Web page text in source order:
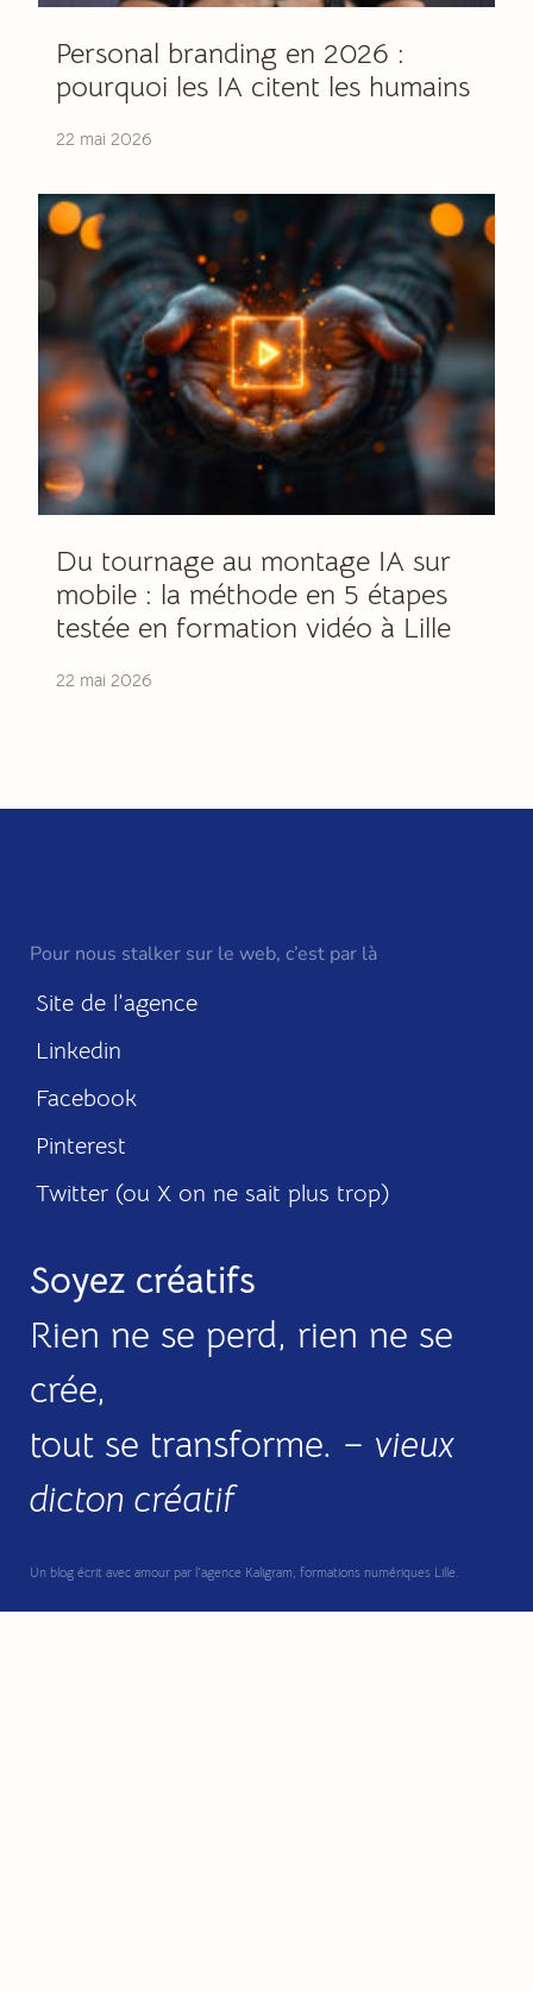
Personal branding en 2026 :
pourquoi les IA citent les humains
22 mai 2026
Du tournage au montage IA sur
mobile : la méthode en 5 étapes
testée en formation vidéo à Lille
22 mai 2026
Pour nous stalker sur le web, c’est par là
Site de l’agence
Linkedin
Facebook
Pinterest
Twitter (ou X on ne sait plus trop)
Soyez créatifs
Rien ne se perd, rien ne se
crée,
tout se transforme. – vieux
dicton créatif
Un blog écrit avec amour par l’agence Kaligram, formations numériques Lille.